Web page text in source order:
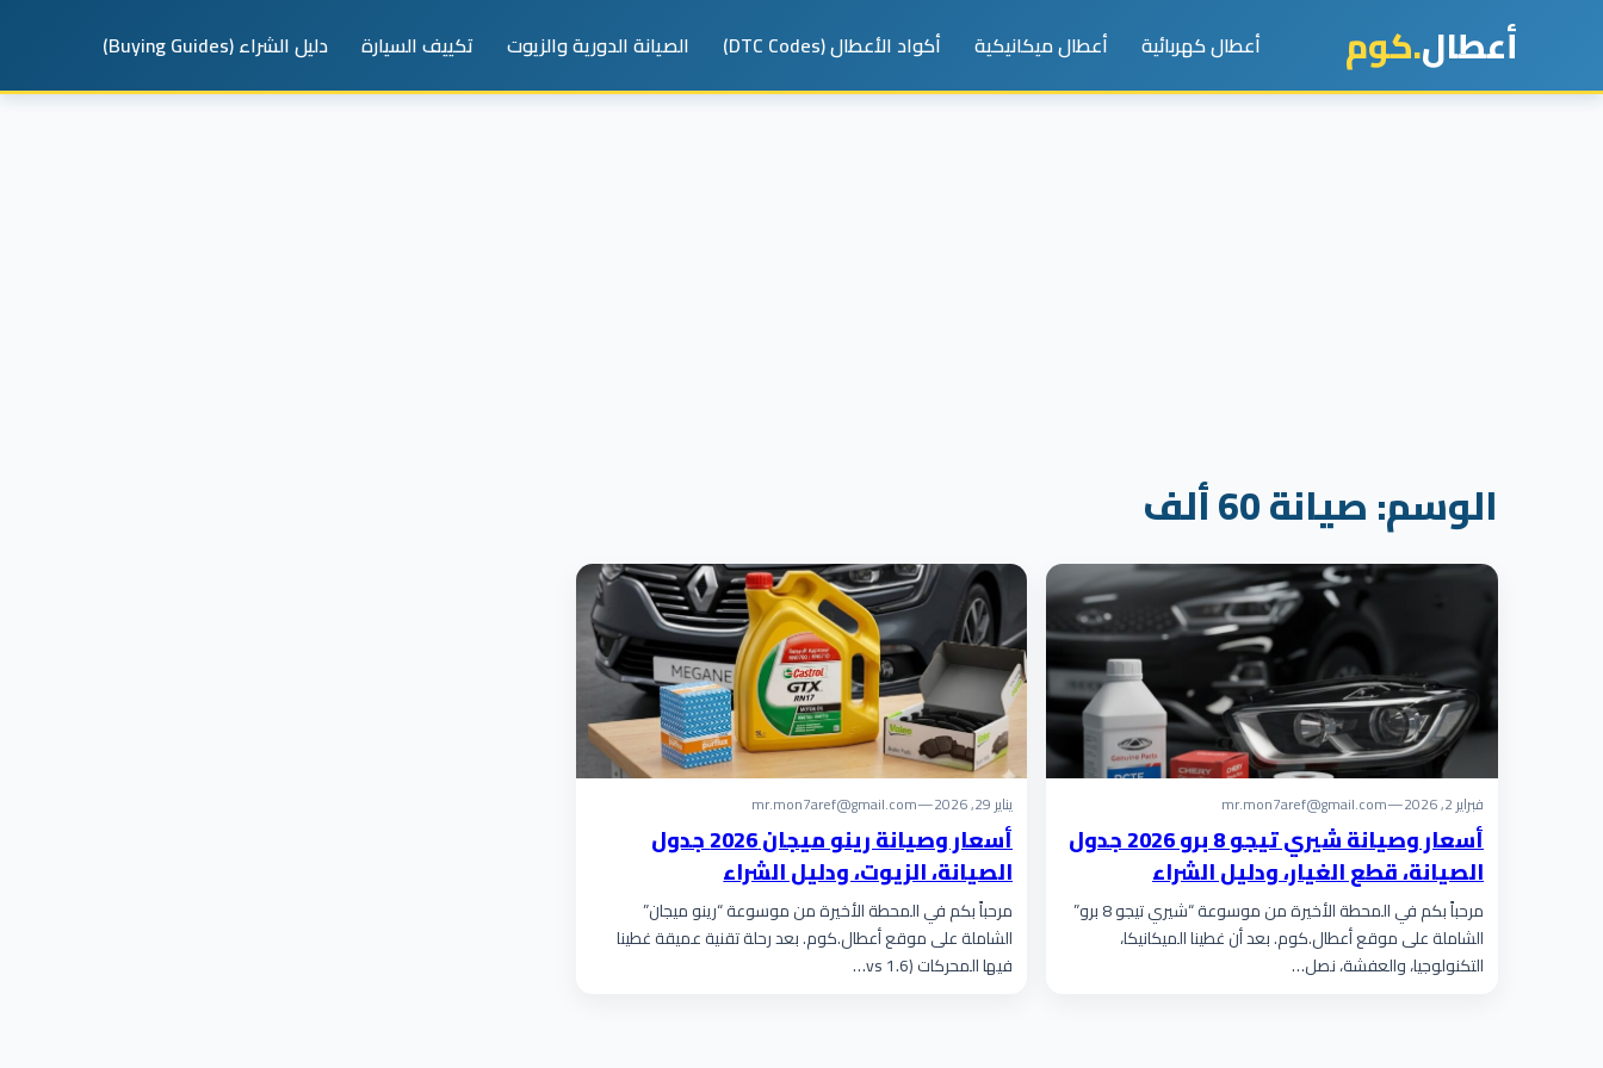
أعطال.كوم أعطال كهربائية أعطال ميكانيكية أكواد الأعطال (DTC Codes) الصيانة الدورية والزيوت تكييف السيارة دليل الشراء (Buying Guides)
الوسم:صيانة 60 ألف
فبراير 2, 2026 —
mr.mon7aref@gmail.com
أسعار وصيانة شيري تيجو 8 برو 2026 جدول
الصيانة، قطع الغيار، ودليل الشراء
مرحباً بكم في المحطة الأخيرة من موسوعة “شيري تيجو 8 برو”
الشاملة على موقع أعطال.كوم. بعد أن غطينا الميكانيكا،
التكنولوجيا، والعفشة، نصل…
يناير 29, 2026 —
mr.mon7aref@gmail.com
أسعار وصيانة رينو ميجان 2026 جدول
الصيانة، الزيوت، ودليل الشراء
مرحباً بكم في المحطة الأخيرة من موسوعة “رينو ميجان”
الشاملة على موقع أعطال.كوم. بعد رحلة تقنية عميقة غطينا
فيها المحركات (1.6 vs…